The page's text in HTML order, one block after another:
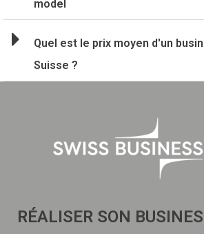
model
Quel est le prix moyen d'un
Suisse ?
RÉALISER SON